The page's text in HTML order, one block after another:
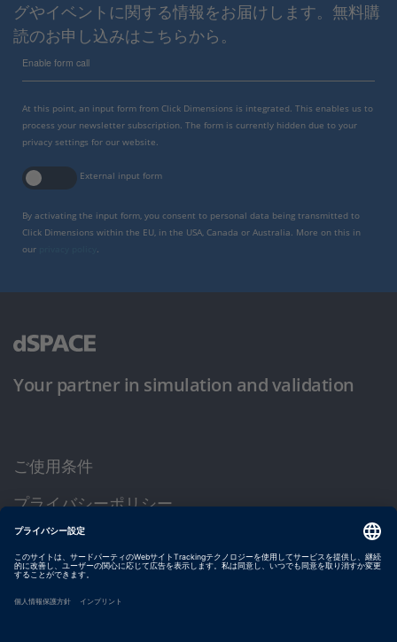
グやイベントに関する情報をお届けします。無料購
読のお申し込みはこちらから。
Enable form call
At this point, an input form from Click Dimensions is integrated. This enables us to
process your newsletter subscription. The form is currently hidden due to your
privacy settings for our website.
External input form
By activating the input form, you consent to personal data being transmitted to
Click Dimensions within the EU, in the USA, Canada or Australia. More on this in
our
Your partner in simulation and validation
ご使用条件
プライバシーポリシー
約款
サイト運営会社情報